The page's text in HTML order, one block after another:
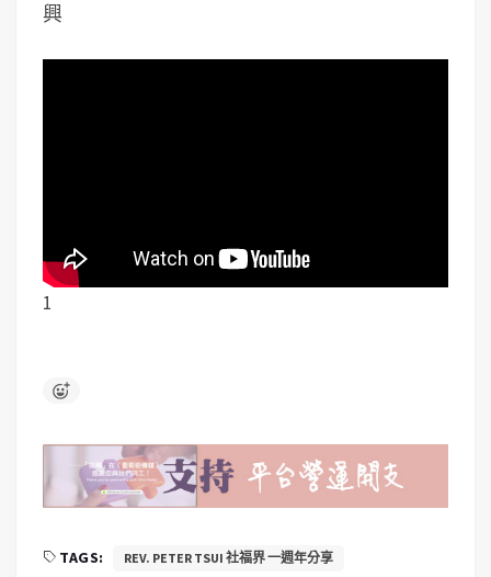
興
1
TAGS: REV. PETER TSUI 社福界 一週年分享